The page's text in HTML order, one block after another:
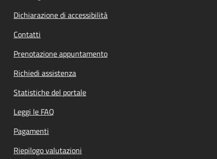
Dichiarazione di accessibilità
Contatti
Prenotazione appuntamento
Richiedi assistenza
Statistiche del portale
Leggi le FAQ
Pagamenti
Riepilogo valutazioni